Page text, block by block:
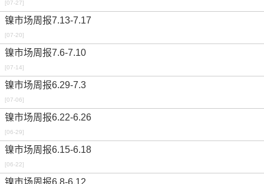
[07-27]
镍市场周报7.13-7.17
[07-20]
镍市场周报7.6-7.10
[07-14]
镍市场周报6.29-7.3
[07-06]
镍市场周报6.22-6.26
[06-29]
镍市场周报6.15-6.18
[06-22]